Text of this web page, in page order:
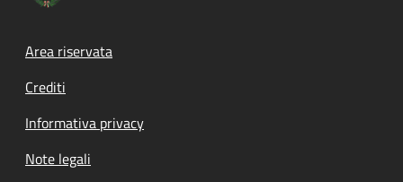
Footer menu
Area riservata
Crediti
Informativa privacy
Note legali